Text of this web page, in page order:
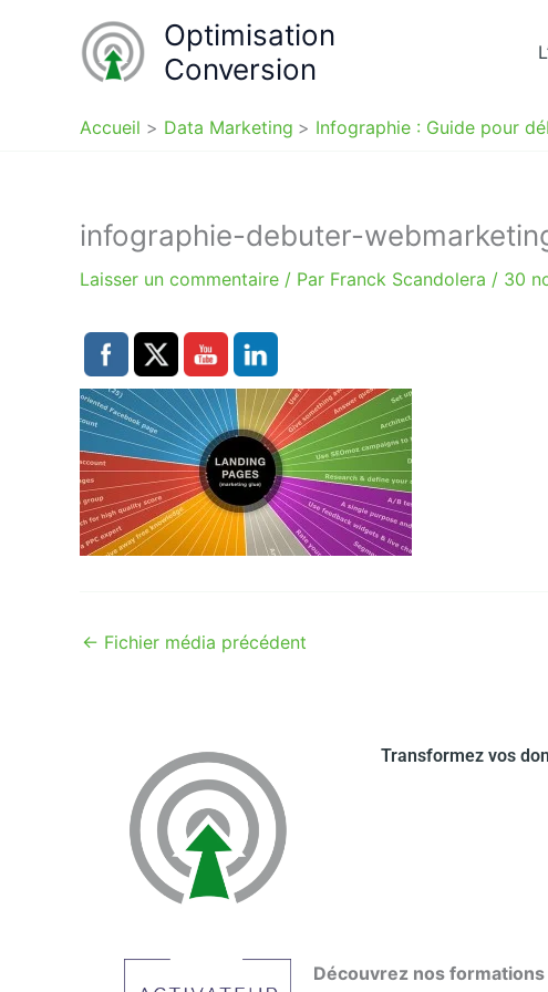
Optimisation
Conversion
Accueil Data Marketing Infographie : Guide pour
infographie-debuter-
Laisser un commentaire / Par Franck Scandolera / 30
← Fichier média précédent
Transformez vos
Découvrez nos formations